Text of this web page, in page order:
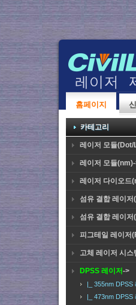
홈페이지
카테고리
레이저 모듈
레이저 모듈
레이저 다이오드
섬유 결합 레이저
섬유 결합 레이저
피그테일 레이저
고체 레이저 시
DPSS 레이저->
|_ 355nm DPSS
|_ 473nm DPSS